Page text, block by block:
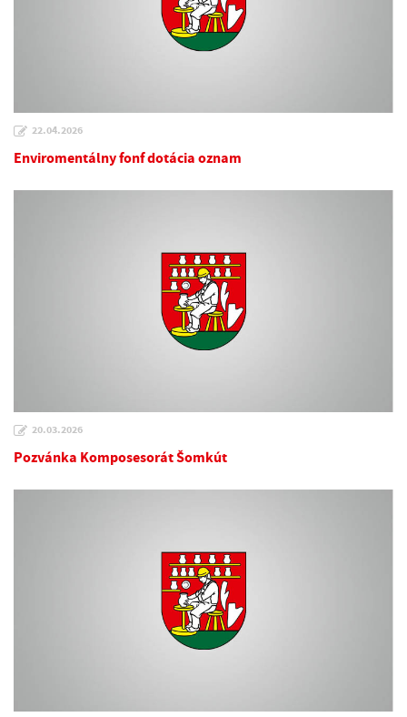
22.04.2026
Enviromentálny fonf dotácia oznam
20.03.2026
Pozvánka Komposesorát Šomkút